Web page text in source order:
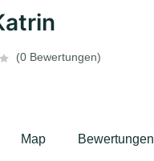
(0 Bewertungen)
Map Bewertungen